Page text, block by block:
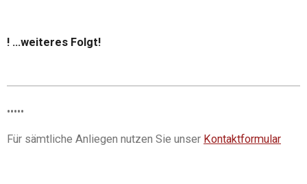
! ...weiteres Folgt!
•••••
Für sämtliche Anliegen nutzen Sie unser Kontaktformular